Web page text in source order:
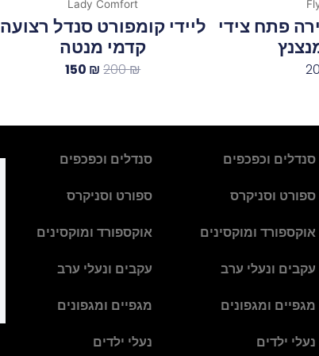
פתח צידי
Lady Comfort
ליידי קומפורט סנדל רצועה
קדמי מנטה
200₪
150 ₪
סנדלים וכפכפים
ספורט וסניקרס
אוקספורד ומוקסינים
עקבים ונעלי ערב
מגפיים ומגפונים
נעלי ילדים
סנדלים וכפכפים
ספורט וסניקרס
אוקספורד ומוקסינים
עקבים ונעלי ערב
מגפיים ומגפונים
נעלי ילדים